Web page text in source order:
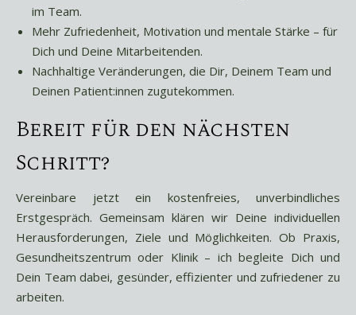
im Team.
Mehr Zufriedenheit, Motivation und mentale Stärke – für
Dich und Deine Mitarbeitenden.
Nachhaltige Veränderungen, die Dir, Deinem Team und
Deinen Patient:innen zugutekommen.
Bereit für den nächsten
Schritt?
Vereinbare jetzt ein kostenfreies, unverbindliches
Erstgespräch. Gemeinsam klären wir Deine individuellen
Herausforderungen, Ziele und Möglichkeiten. Ob Praxis,
Gesundheitszentrum oder Klinik – ich begleite Dich und
Dein Team dabei, gesünder, effizienter und zufriedener zu
arbeiten.